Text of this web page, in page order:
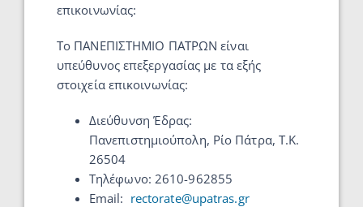
επικοινωνίας:
Το ΠΑΝΕΠΙΣΤΗΜΙΟ ΠΑΤΡΩΝ είναι
υπεύθυνος επεξεργασίας με τα εξής
στοιχεία επικοινωνίας:
Διεύθυνση Έδρας:
Πανεπιστημιούπολη, Ρίο Πάτρα, Τ.Κ.
26504
Τηλέφωνο: 2610-962855
Email: rectorate@upatras.gr